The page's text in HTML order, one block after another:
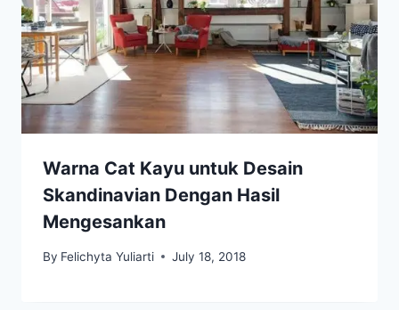
Warna Cat Kayu untuk Desain
Skandinavian Dengan Hasil
Mengesankan
By Felichyta Yuliarti July 18, 2018